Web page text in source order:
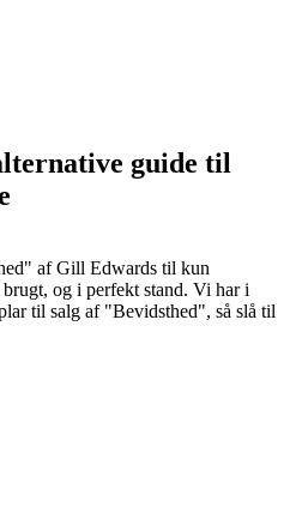
guide til
af Gill Edwards til kun
og i perfekt stand. Vi har i
til salg af "Bevidsthed", så slå til